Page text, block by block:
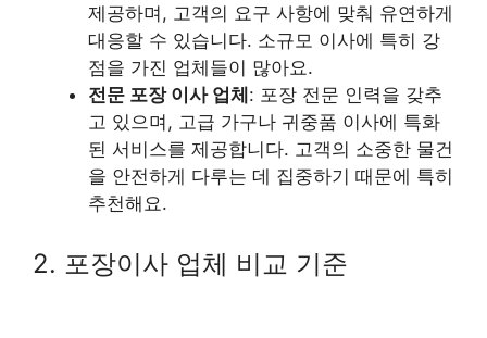
제공하며, 고객의 요구 사항에 맞춰 유연하게
대응할 수 있습니다. 소규모 이사에 특히 강
점을 가진 업체들이 많아요.
전문 포장 이사 업체: 포장 전문 인력을 갖추
고 있으며, 고급 가구나 귀중품 이사에 특화
된 서비스를 제공합니다. 고객의 소중한 물건
을 안전하게 다루는 데 집중하기 때문에 특히
추천해요.
2. 포장이사 업체 비교 기준